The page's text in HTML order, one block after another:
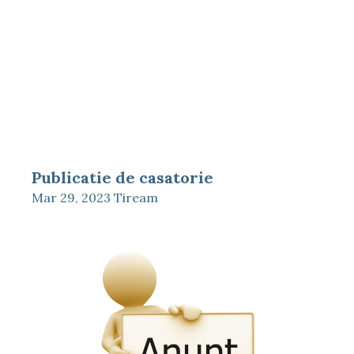
Publicatie de casatorie
Mar 29, 2023 Tiream